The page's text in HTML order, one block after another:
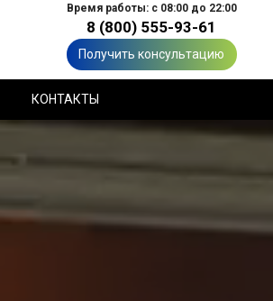
Время работы: с 08:00 до 22:00
8 (800) 555-93-61
Получить консультацию
КОНТАКТЫ